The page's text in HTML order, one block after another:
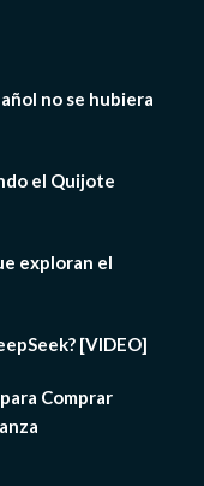
no se hubiera
el Quijote
exploran el
[VIDEO]
Comprar